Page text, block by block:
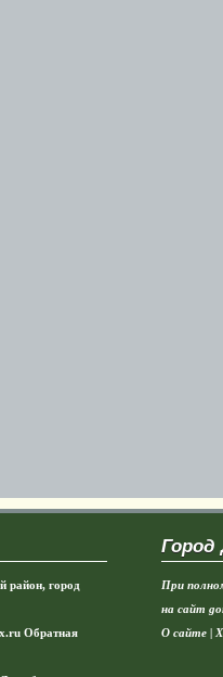
район, город
Обратная
Город
При
на сайт
О сайте |